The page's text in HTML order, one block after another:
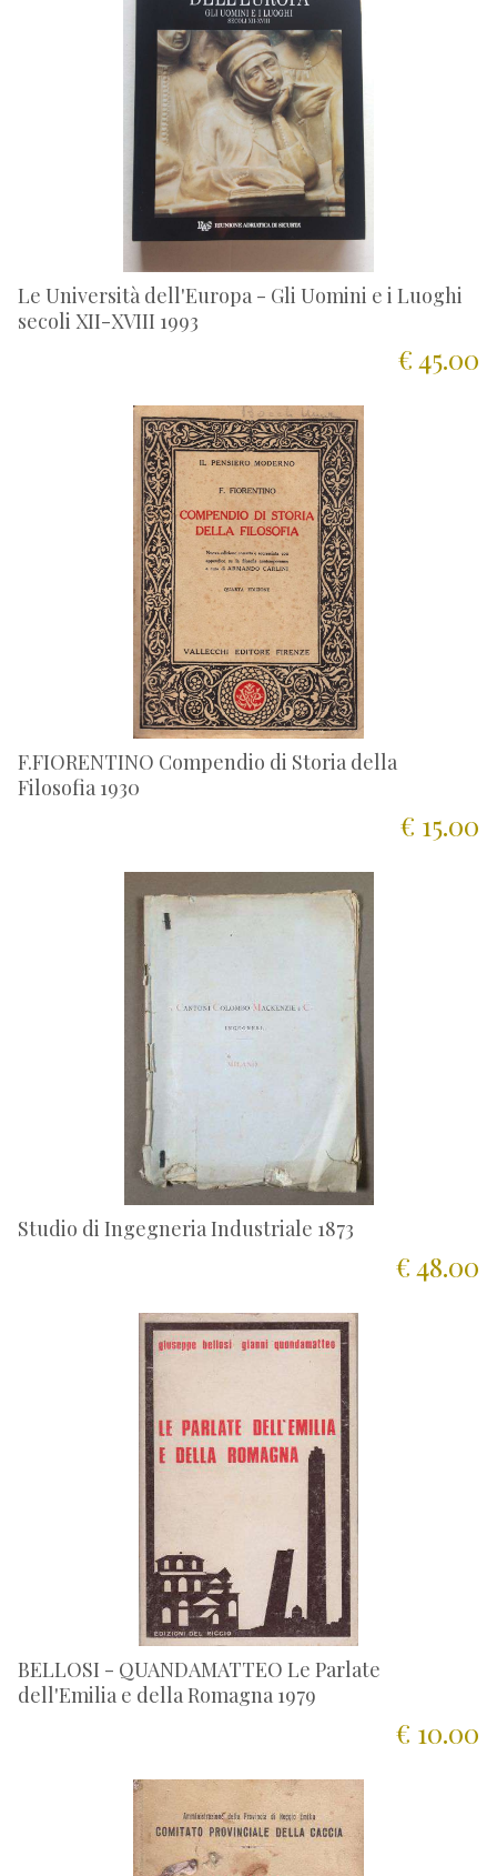
Le Università dell'Europa - Gli Uomini e i Luoghi
secoli XII-XVIII 1993
€ 45.00
F.FIORENTINO Compendio di Storia della
Filosofia 1930
€ 15.00
Studio di Ingegneria Industriale 1873
€ 48.00
BELLOSI - QUANDAMATTEO Le Parlate
dell'Emilia e della Romagna 1979
€ 10.00